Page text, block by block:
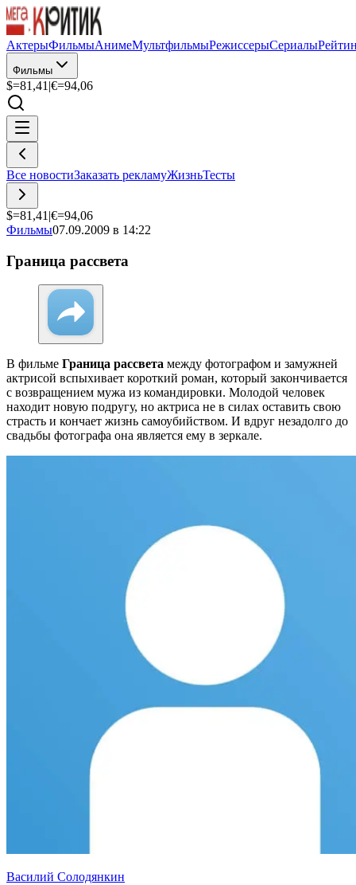
АктерыФильмыАнимеМультфильмыРежиссерыСериалы
Фильмы
$=81,41 |€=94,06
Все новостиЗаказать рекламуЖизньТесты
$=81,41 |€=94,06
Фильмы07.09.2009 в 14:22
Граница рассвета
В фильме Граница рассвета между фотографом и замужней
актрисой вспыхивает короткий роман, который закончивается
с возвращением мужа из командировки. Молодой человек
находит новую подругу, но актриса не в силах оставить свою
страсть и кончает жизнь самоубийством. И вдруг незадолго до
свадьбы фотографа она является ему в зеркале.
Василий Солодянкин